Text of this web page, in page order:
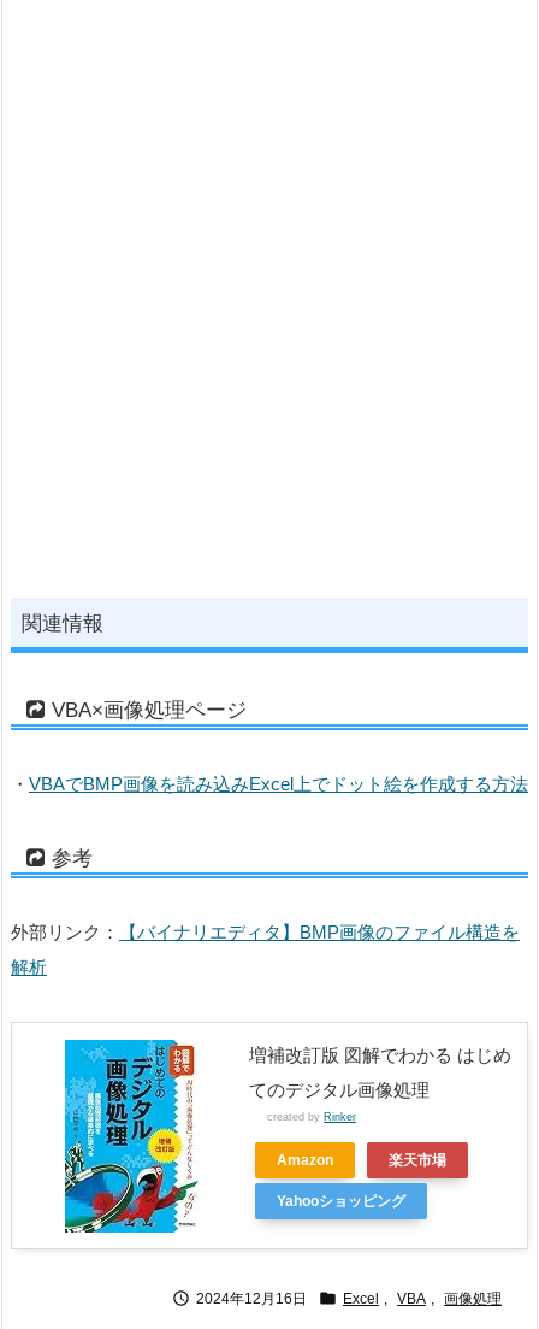
関連情報
VBA×画像処理ページ
・ VBAでBMP画像を読み込みExcel上でドット絵を作成する方法
参考
外部リンク：
【バイナリエディタ】BMP画像のファイル構造を
解析
増補改訂版 図解でわかる はじめ
てのデジタル画像処理
created by Rinker
Amazon 楽天市場
Yahooショッピング
 2024年12月16日  Excel VBA 画像処理